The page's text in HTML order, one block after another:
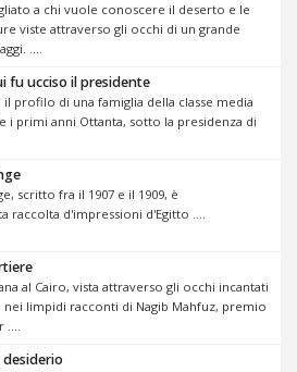
a chi vuole conoscere il deserto e le
viste attraverso gli occhi di un grande
....
fu ucciso il presidente
il profilo di una famiglia della classe media
i primi anni Ottanta, sotto la presidenza di
scritto fra il 1907 e il 1909, è
raccolta d'impressioni d'Egitto ....
al Cairo, vista attraverso gli occhi incantati
nei limpidi racconti di Nagib Mahfuz, premio
....
desiderio